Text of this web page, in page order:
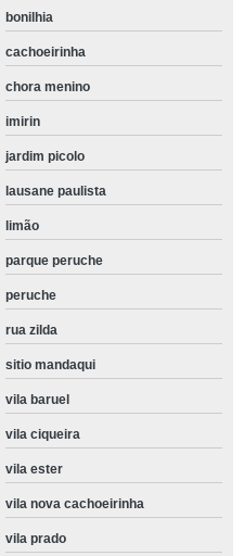
bonilhia
cachoeirinha
chora menino
imirin
jardim picolo
lausane paulista
limão
parque peruche
peruche
rua zilda
sitio mandaqui
vila baruel
vila ciqueira
vila ester
vila nova cachoeirinha
vila prado